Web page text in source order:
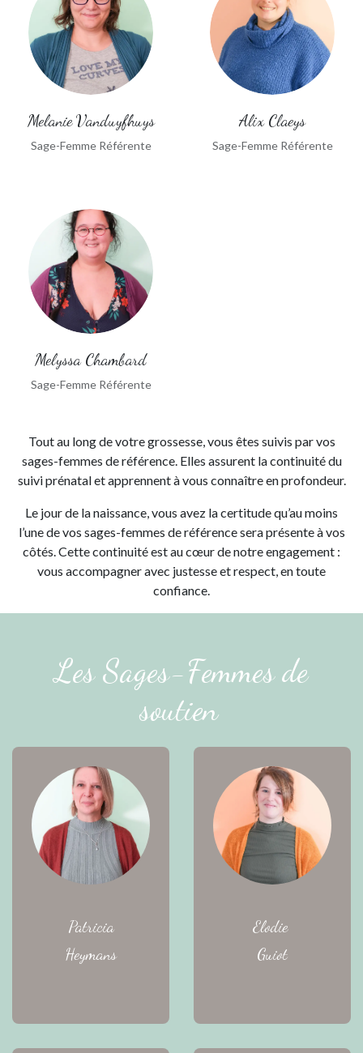
Melanie Vanduyfhuys
Sage-Femme Référente
Alix Claeys
Sage-Femme Référente
Melyssa Chambard
Sage-Femme Référente
Tout au long de votre grossesse, vous êtes suivis par vos
sages-femmes de référence. Elles assurent la continuité du
suivi prénatal et apprennent à vous connaître en profondeur.
Le jour de la naissance, vous avez la certitude qu’au moins
l’une de vos sages-femmes de référence sera présente à vos
côtés. Cette continuité est au cœur de notre engagement :
vous accompagner avec justesse et respect, en toute
confiance.
Les Sages-Femmes de
soutien
Patricia
Heymans
Elodie
Guiot